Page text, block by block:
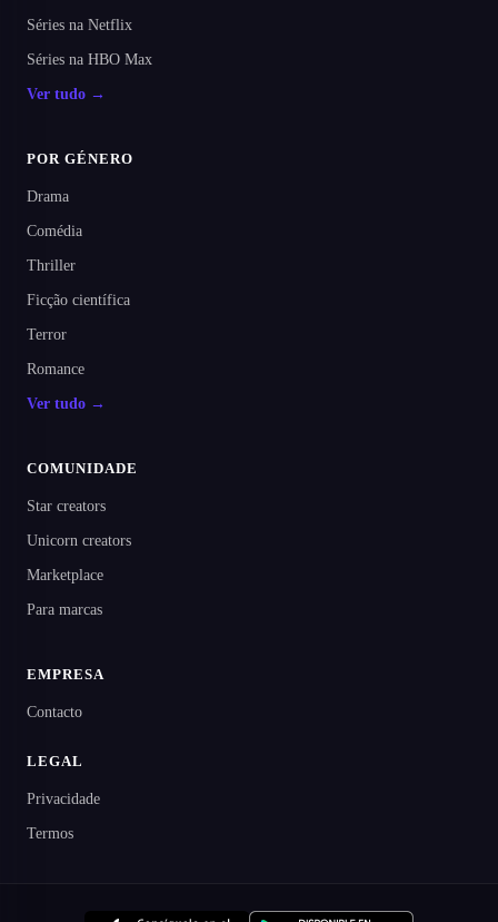
Séries na Netflix
Séries na HBO Max
Ver tudo →
POR GÉNERO
Drama
Comédia
Thriller
Ficção científica
Terror
Romance
Ver tudo →
COMUNIDADE
Star creators
Unicorn creators
Marketplace
Para marcas
EMPRESA
Contacto
LEGAL
Privacidade
Termos